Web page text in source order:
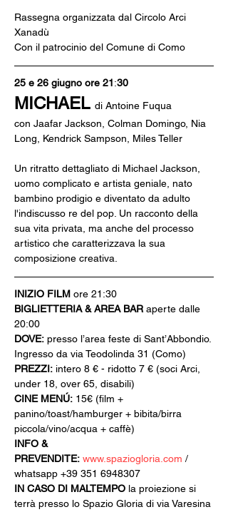
Rassegna organizzata dal Circolo Arci
Xanadù
Con il patrocinio del Comune di Como
25 e 26 giugno ore 21:30
MICHAEL di Antoine Fuqua
con Jaafar Jackson, Colman Domingo, Nia
Long, Kendrick Sampson, Miles Teller
Un ritratto dettagliato di Michael Jackson,
uomo complicato e artista geniale, nato
bambino prodigio e diventato da adulto
l'indiscusso re del pop. Un racconto della
sua vita privata, ma anche del processo
artistico che caratterizzava la sua
composizione creativa.
INIZIO FILM ore 21:30
BIGLIETTERIA & AREA BAR aperte dalle
20:00
DOVE: presso l’area feste di Sant’Abbondio.
Ingresso da via Teodolinda 31 (Como)
PREZZI: intero 8 € - ridotto 7 € (soci Arci,
under 18, over 65, disabili)
CINE MENÚ: 15€ (film +
panino/toast/hamburger + bibita/birra
piccola/vino/acqua + caffè)
INFO &
PREVENDITE: www.spaziogloria.com /
whatsapp +39 351 6948307
IN CASO DI MALTEMPO la proiezione si
terrà presso lo Spazio Gloria di via Varesina